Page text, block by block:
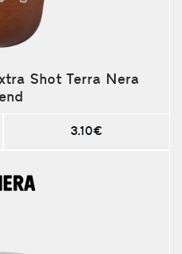
Shot Terra Nera
3.10€